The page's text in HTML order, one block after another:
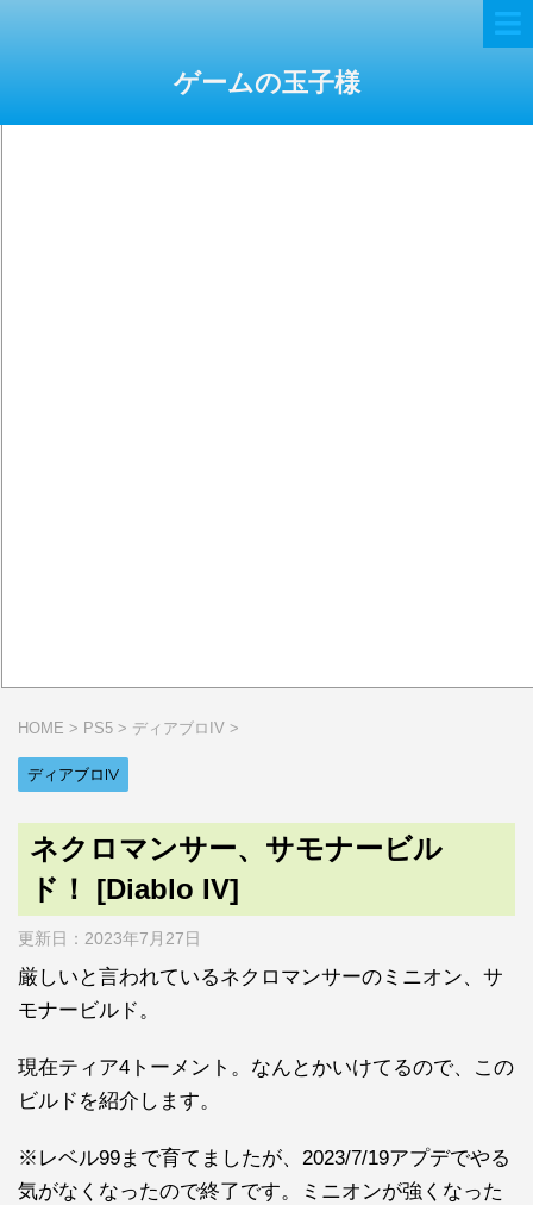
ゲームの玉子様
HOME > PS5 > ディアブロIV >
ディアブロIV
ネクロマンサー、サモナービル
ド！ [Diablo IV]
更新日： 2023年7月27日
厳しいと言われているネクロマンサーのミニオン、サ
モナービルド。
現在ティア4トーメント。なんとかいけてるので、この
ビルドを紹介します。
※レベル99まで育てましたが、2023/7/19アプデでやる
気がなくなったので終了です。ミニオンが強くなった